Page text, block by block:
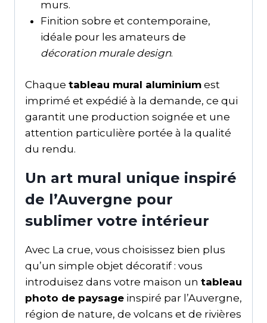
murs.
Finition sobre et contemporaine,
idéale pour les amateurs de
décoration murale design.
Chaque tableau mural aluminium est
imprimé et expédié à la demande, ce qui
garantit une production soignée et une
attention particulière portée à la qualité
du rendu.
Un art mural unique inspiré
de l’Auvergne pour
sublimer votre intérieur
Avec La crue, vous choisissez bien plus
qu’un simple objet décoratif : vous
introduisez dans votre maison un tableau
photo de paysage inspiré par l’Auvergne,
région de nature, de volcans et de rivières